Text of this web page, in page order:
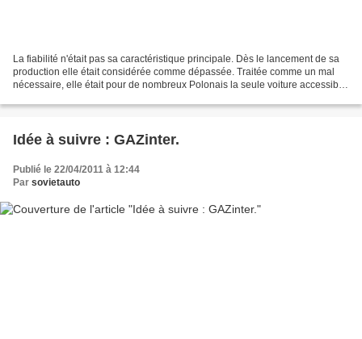
La fiabilité n'était pas sa caractéristique principale. Dès le lancement de sa
production elle était considérée comme dépassée. Traitée comme un mal
nécessaire, elle était pour de nombreux Polonais la seule voiture accessible
Idée à suivre : GAZinter.
Publié le 22/04/2011 à 12:44
Par sovietauto